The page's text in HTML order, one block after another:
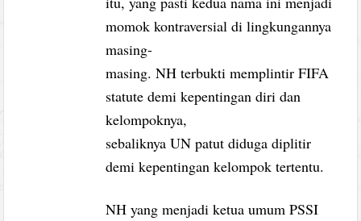
momok kontraversial di lingkungannya
masing-
masing. NH terbukti memplintir FIFA
statute demi kepentingan diri dan
kelompoknya,
sebaliknya UN patut diduga diplitir
demi kepentingan kelompok tertentu.
NH yang menjadi ketua umum PSSI